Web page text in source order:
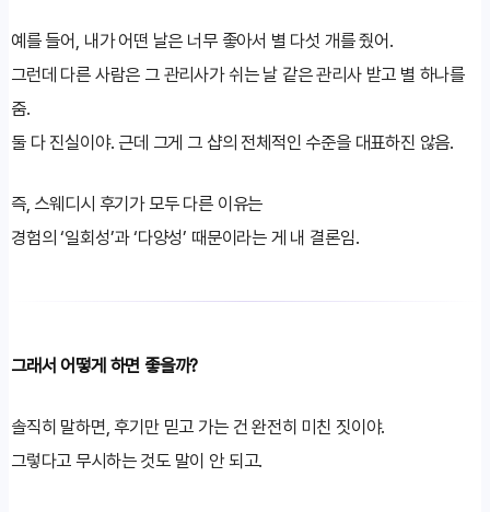
예를 들어, 내가 어떤 날은 너무 좋아서 별 다섯 개를 줬어.
그런데 다른 사람은 그 관리사가 쉬는 날 같은 관리사 받고 별 하나를
줌.
둘 다 진실이야. 근데 그게 그 샵의 전체적인 수준을 대표하진 않음.
즉, 스웨디시 후기가 모두 다른 이유는
경험의 ‘일회성’과 ‘다양성’ 때문이라는 게 내 결론임.
그래서 어떻게 하면 좋을까?
솔직히 말하면, 후기만 믿고 가는 건 완전히 미친 짓이야.
그렇다고 무시하는 것도 말이 안 되고.